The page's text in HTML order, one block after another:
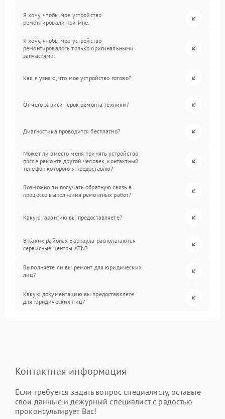
Я хочу, чтобы мое устройство
ремонтировали при мне.
Я хочу, чтобы мое устройство
ремонтировалось только оригинальными
запчастями.
Как я узнаю, что мое устройство готово?
От чего зависит срок ремонта техники?
Диагностика проводится бесплатно?
Может ли вместо меня принять устройство
после ремонта другой человек, контактный
телефон которого я предоставлю?
Возможно ли получать обратную связь в
процессе выполнения ремонтных работ?
Какую гарантию вы предоставляете?
В каких районах Барнаула располагаются
сервисные центры ATN?
Выполняете ли вы ремонт для юридических
лиц?
Какую документацию вы предоставляете
для юридических лиц?
Контактная информация
Если требуется задать вопрос специалисту, оставьте
свои данные и дежурный специалист с радостью
проконсультирует Вас!